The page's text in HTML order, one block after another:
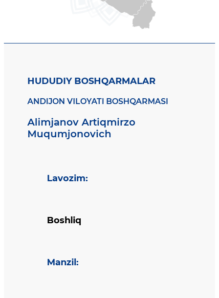
HUDUDIY BOSHQARMALAR
ANDIJON VILOYATI BOSHQARMASI
Alimjanov Artiqmirzo
Muqumjonovich
Lavozim:
Boshliq
Manzil :